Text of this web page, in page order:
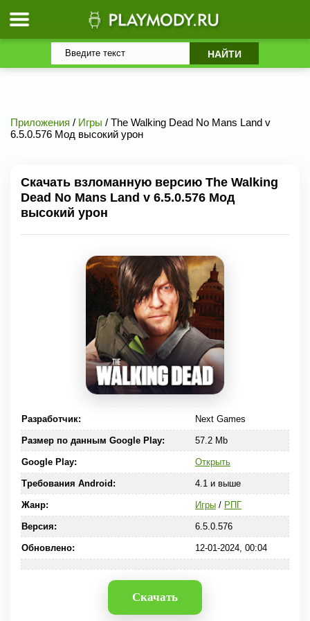
Приложения / Игры / The Walking Dead No Mans Land v
6.5.0.576 Мод высокий урон
Скачать взломанную версию The Walking
Dead No Mans Land v 6.5.0.576 Мод
высокий урон
Разработчик: Next Games
Размер по данным Google Play: 57.2 Mb
Google Play: Открыть
Требования Android: 4.1 и выше
Жанр: Игры/ РПГ
Версия: 6.5.0.576
Обновлено: 12-01-2024, 00:04
Скачать